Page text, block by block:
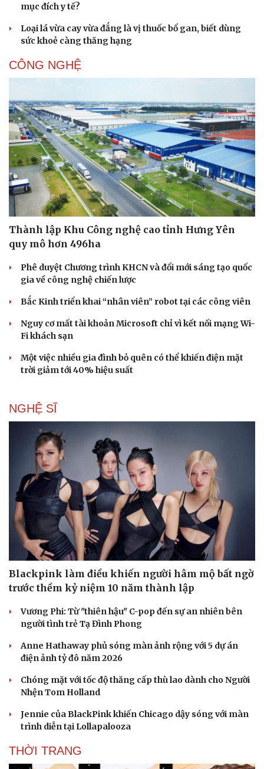
mục đích y tế?
Loại lá vừa cay vừa đắng là vị thuốc bổ gan, biết dùng
sức khoẻ càng thăng hạng
CÔNG NGHỆ
Thành lập Khu Công nghệ cao tỉnh Hưng Yên
quy mô hơn 496ha
Phê duyệt Chương trình KHCN và đổi mới sáng tạo quốc
gia về công nghệ chiến lược
Bắc Kinh triển khai “nhân viên” robot tại các công viên
Nguy cơ mất tài khoản Microsoft chỉ vì kết nối mạng Wi-
Fi khách sạn
Một việc nhiều gia đình bỏ quên có thể khiến điện mặt
trời giảm tới 40% hiệu suất
NGHỆ SĨ
Blackpink làm điều khiến người hâm mộ bất ngờ
trước thềm kỷ niệm 10 năm thành lập
Vương Phi: Từ "thiên hậu" C-pop đến sự an nhiên bên
người tình trẻ Tạ Đình Phong
Anne Hathaway phủ sóng màn ảnh rộng với 5 dự án
điện ảnh tỷ đô năm 2026
Chóng mặt với tốc độ thăng cấp thù lao dành cho Người
Nhện Tom Holland
Jennie của BlackPink khiến Chicago dậy sóng với màn
trình diễn tại Lollapalooza
THỜI TRANG